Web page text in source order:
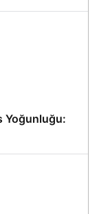
Yoğunluğu: